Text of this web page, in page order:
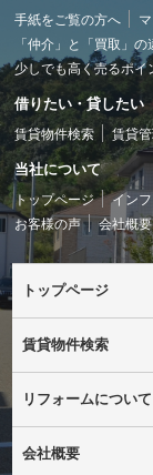
手紙をご覧の方へ
「仲介」と「買取」の
少しでも高く売るポイ
借りたい・貸したい
賃貸物件検索 賃貸
当社について
トップページ イン
お客様の声
会社概要
トップページ
賃貸物件検索
リフォームについて
会社概要